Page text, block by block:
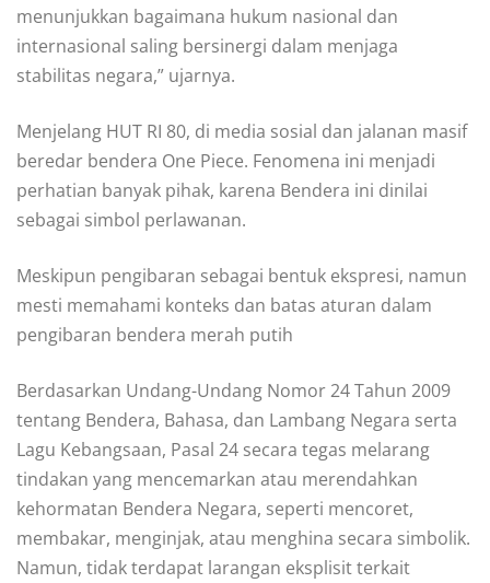
menunjukkan bagaimana hukum nasional dan
internasional saling bersinergi dalam menjaga
stabilitas negara,” ujarnya.
Menjelang HUT RI 80, di media sosial dan jalanan masif
beredar bendera One Piece. Fenomena ini menjadi
perhatian banyak pihak, karena Bendera ini dinilai
sebagai simbol perlawanan.
Meskipun pengibaran sebagai bentuk ekspresi, namun
mesti memahami konteks dan batas aturan dalam
pengibaran bendera merah putih
Berdasarkan Undang-Undang Nomor 24 Tahun 2009
tentang Bendera, Bahasa, dan Lambang Negara serta
Lagu Kebangsaan, Pasal 24 secara tegas melarang
tindakan yang mencemarkan atau merendahkan
kehormatan Bendera Negara, seperti mencoret,
membakar, menginjak, atau menghina secara simbolik.
Namun, tidak terdapat larangan eksplisit terkait